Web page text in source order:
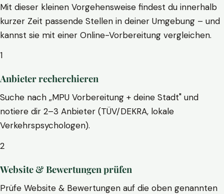
Mit dieser kleinen Vorgehensweise findest du innerhalb
kurzer Zeit passende Stellen in deiner Umgebung – und
kannst sie mit einer Online-Vorbereitung vergleichen.
1
Anbieter recherchieren
Suche nach „MPU Vorbereitung + deine Stadt" und
notiere dir 2–3 Anbieter (TÜV/DEKRA, lokale
Verkehrspsychologen).
2
Website & Bewertungen prüfen
Prüfe Website & Bewertungen auf die oben genannten